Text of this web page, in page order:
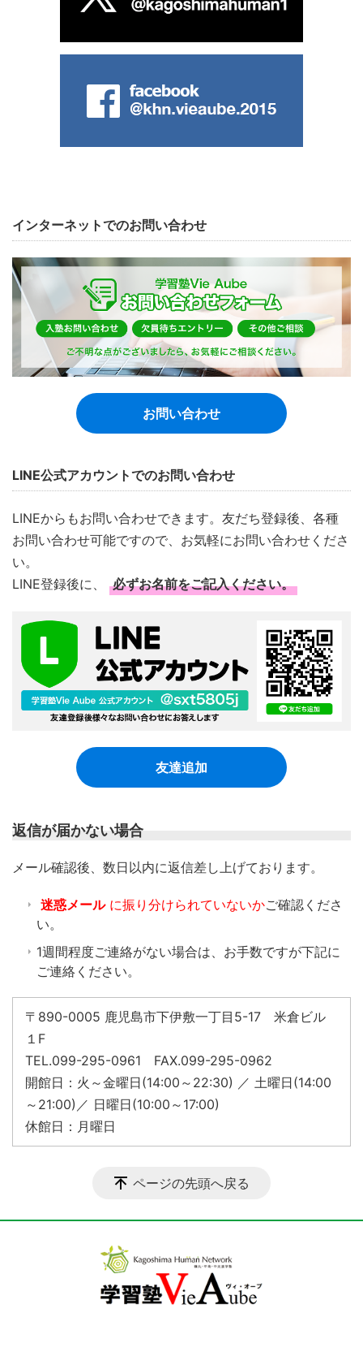
インターネットでのお問い合わせ
お問い合わせ
LINE公式アカウントでのお問い合わせ
LINEからもお問い合わせできます。友だち登録後、各種
お問い合わせ可能ですので、お気軽にお問い合わせくださ
い。
LINE登録後に、
必ずお名前をご記入ください。
友達追加
返信が届かない場合
​メール確認後、数日以内に返信差し上げております。
迷惑メール に振り分けられていないかご確認くださ
い。
1週間程度ご連絡がない場合は、お手数ですが下記に
ご連絡ください。
〒890-0005 鹿児島市下伊敷一丁目5-17 米倉ビル
１F
TEL.099-295-0961 FAX.099-295-0962
開館日：火～金曜日(14:00～22:30) ／ 土曜日(14:00
～21:00)／ 日曜日(10:00～17:00)
休館日：月曜日
ページの先頭へ戻る